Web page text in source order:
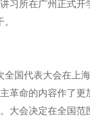
在广州正式开学
代表大会在上海
革命的内容作了
大会决定在全国